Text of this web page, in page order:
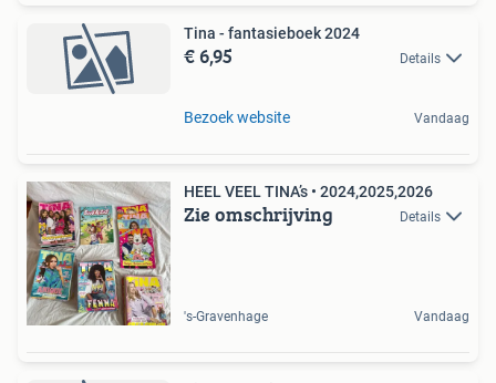
Tina - fantasieboek 2024
€ 6,95 Details
Bezoek website Vandaag
HEEL VEEL TINA’s • 2024,2025,2026
Zie omschrijving Details
's-Gravenhage Vandaag